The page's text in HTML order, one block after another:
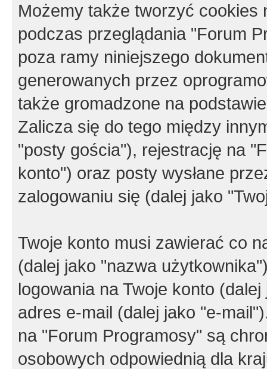
Możemy także tworzyć cookies
podczas przeglądania "Forum
poza ramy niniejszego
generowanych przez
także gromadzone na
Zalicza się do tego między
"posty gościa"), rejestrację na
konto") oraz posty wysłane
zalogowaniu się (dalej jako
Twoje konto musi zawierać co
(dalej jako "nazwa
logowania na Twoje konto
adres e-mail (dalej jako "e-
na "Forum Programosy" są
osobowych odpowiednią dla